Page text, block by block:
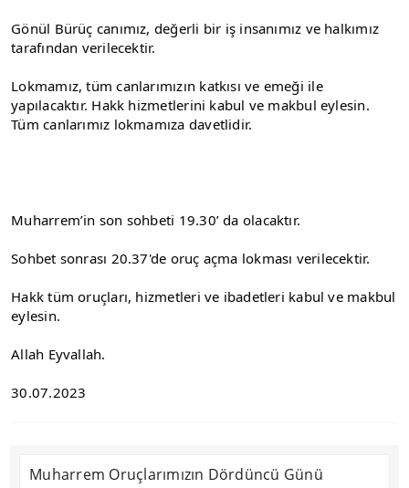
Gönül Bürüç canımız, değerli bir iş insanımız ve halkımız
tarafından verilecektir.
Lokmamız, tüm canlarımızın katkısı ve emeği ile
yapılacaktır. Hakk hizmetlerini kabul ve makbul eylesin.
Tüm canlarımız lokmamıza davetlidir.
Muharrem’in son sohbeti 19.30’ da olacaktır.
Sohbet sonrası 20.37'de oruç açma lokması verilecektir.
Hakk tüm oruçları, hizmetleri ve ibadetleri kabul ve makbul
eylesin.
Allah Eyvallah.
30.07.2023
Muharrem Oruçlarımızın Dördüncü Günü